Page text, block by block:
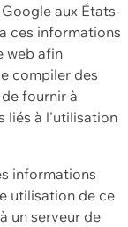
aux États-
ces informations
web afin
compiler des
fournir à
liés à l'utilisation
informations
utilisation de ce
un serveur de